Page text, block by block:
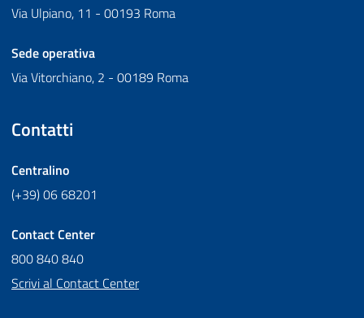
Via Ulpiano, 11 - 00193 Roma
Sede operativa
Via Vitorchiano, 2 - 00189 Roma
Contatti
Centralino
(+39) 06 68201
Contact Center
800 840 840
Scrivi al Contact Center